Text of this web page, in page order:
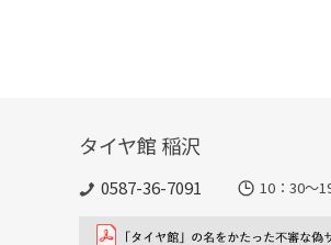
タイヤ館 稲沢
0587-36-7091 10：30～